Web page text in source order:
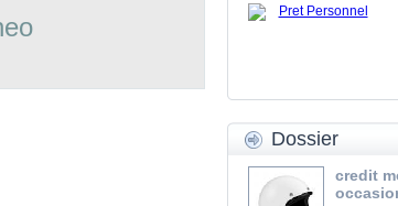
Dossier
credit